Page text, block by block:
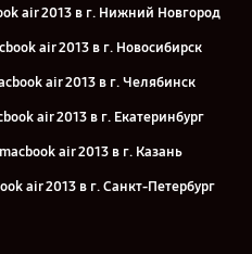
air 2013 в г. Нижний Новгород
air 2013 в г. Новосибирск
air 2013 в г. Челябинск
air 2013 в г. Екатеринбург
air 2013 в г. Казань
air 2013 в г. Санкт-Петербург